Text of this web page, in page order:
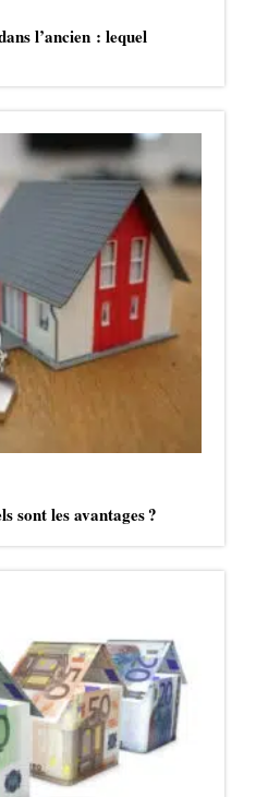
l’ancien : lequel
sont les avantages ?